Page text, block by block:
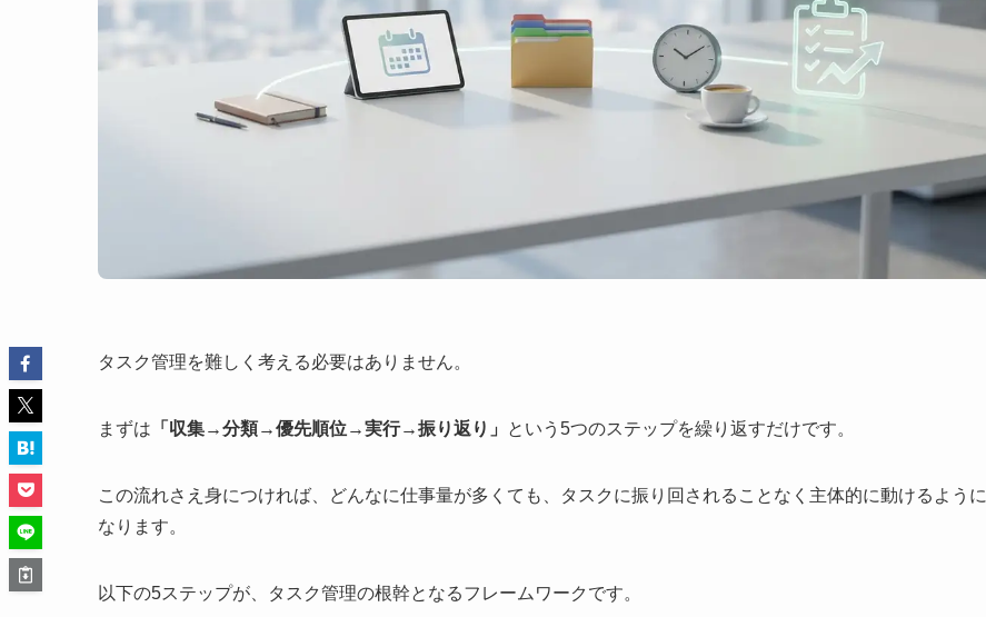
タスク管理を難しく考える必要はありません。
まずは 「収集→分類→優先順位→実行→振り返り」 という5つのステップを繰り返すだけです。
この流れさえ身につければ、どんなに仕事量が多くても、タスクに振り回されることなく主体的に動けるように
なります。
以下の5ステップが、タスク管理の根幹となるフレームワークです。